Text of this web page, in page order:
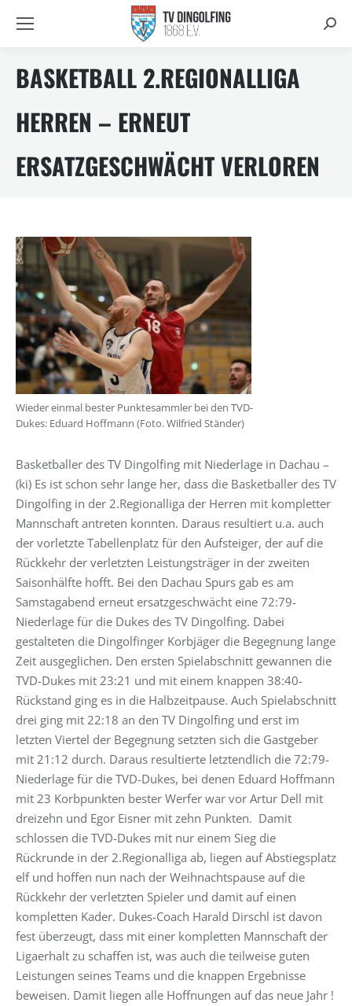
BASKETBALL 2.REGIONALLIGA
HERREN – ERNEUT
ERSATZGESCHWÄCHT VERLOREN
Wieder einmal bester Punktesammler bei den TVD-
Dukes: Eduard Hoffmann (Foto. Wilfried Ständer)
Basketballer des TV Dingolfing mit Niederlage in Dachau –
(ki) Es ist schon sehr lange her, dass die Basketballer des TV
Dingolfing in der 2.Regionalliga der Herren mit kompletter
Mannschaft antreten konnten. Daraus resultiert u.a. auch
der vorletzte Tabellenplatz für den Aufsteiger, der auf die
Rückkehr der verletzten Leistungsträger in der zweiten
Saisonhälfte hofft. Bei den Dachau Spurs gab es am
Samstagabend erneut ersatzgeschwächt eine 72:79-
Niederlage für die Dukes des TV Dingolfing. Dabei
gestalteten die Dingolfinger Korbjäger die Begegnung lange
Zeit ausgeglichen. Den ersten Spielabschnitt gewannen die
TVD-Dukes mit 23:21 und mit einem knappen 38:40-
Rückstand ging es in die Halbzeitpause. Auch Spielabschnitt
drei ging mit 22:18 an den TV Dingolfing und erst im
letzten Viertel der Begegnung setzten sich die Gastgeber
mit 21:12 durch. Daraus resultierte letztendlich die 72:79-
Niederlage für die TVD-Dukes, bei denen Eduard Hoffmann
mit 23 Korbpunkten bester Werfer war vor Artur Dell mit
dreizehn und Egor Eisner mit zehn Punkten. Damit
schlossen die TVD-Dukes mit nur einem Sieg die
Rückrunde in der 2.Regionalliga ab, liegen auf Abstiegsplatz
elf und hoffen nun nach der Weihnachtspause auf die
Rückkehr der verletzten Spieler und damit auf einen
kompletten Kader. Dukes-Coach Harald Dirschl ist davon
fest überzeugt, dass mit einer kompletten Mannschaft der
Ligaerhalt zu schaffen ist, was auch die teilweise guten
Leistungen seines Teams und die knappen Ergebnisse
beweisen. Damit liegen alle Hoffnungen auf das neue Jahr !